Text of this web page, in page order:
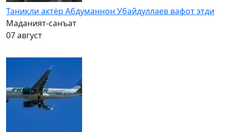
Таниқли актёр Абдуманнон Убайдуллаев вафот этди
Маданият-санъат
07 август